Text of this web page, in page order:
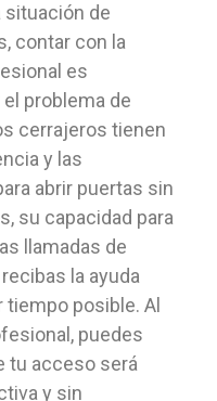
situación de
contar con la
es
problema de
cerrajeros tienen
y las
abrir puertas sin
su capacidad para
llamadas de
la ayuda
posible. Al
puedes
tu acceso será
y sin